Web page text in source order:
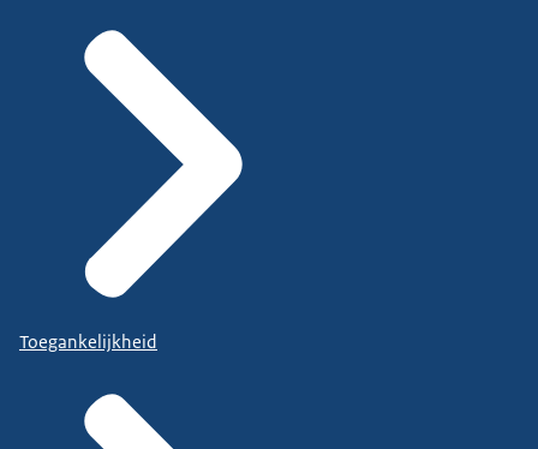
Toegankelijkheid